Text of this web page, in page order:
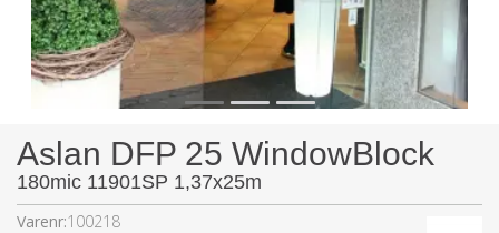
Aslan DFP 25 WindowBlock
180mic 11901SP 1,37x25m
Varenr:100218